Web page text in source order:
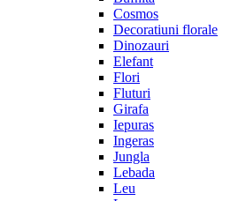
Cosmos
Decoratiuni florale
Dinozauri
Elefant
Flori
Fluturi
Girafa
Iepuras
Ingeras
Jungla
Lebada
Leu